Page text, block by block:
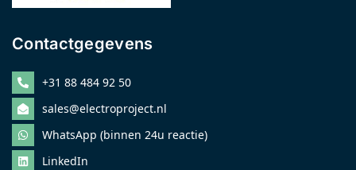
Contactgegevens
+31 88 484 92 50
sales@electroproject.nl
WhatsApp (binnen 24u reactie)
LinkedIn